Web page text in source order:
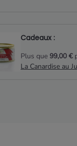
Cadeaux :
Plus que 99,00 €
La Canardise au